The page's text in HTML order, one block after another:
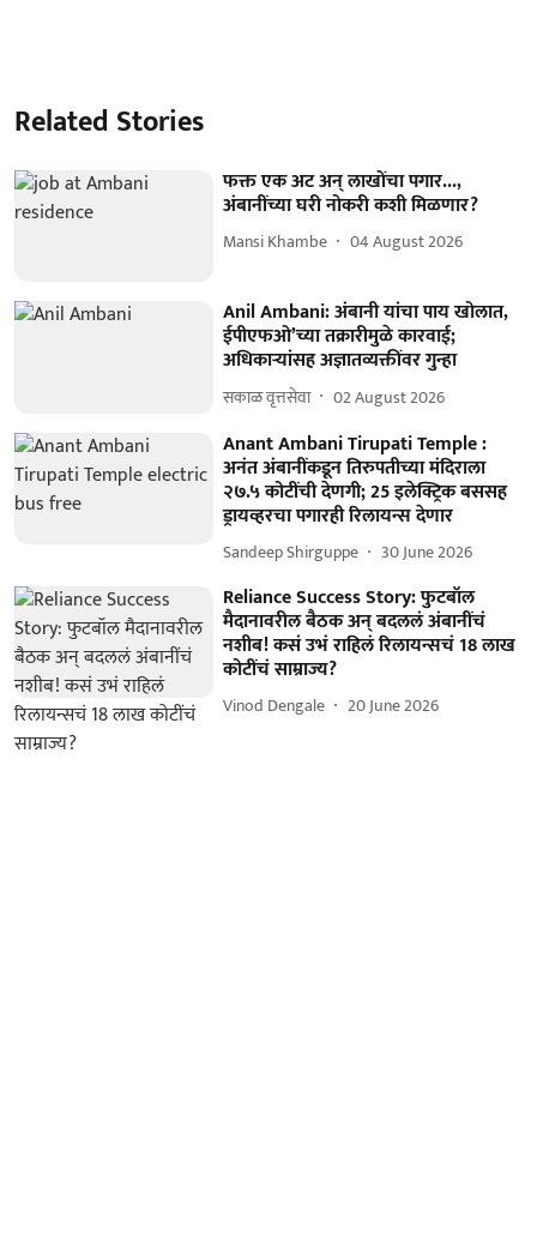
Related Stories
फक्त एक अट अन् लाखोंचा पगार...,
अंबानींच्या घरी नोकरी कशी मिळणार?
Mansi Khambe 04 August 2026
Anil Ambani: अंबानी यांचा पाय खोलात,
ईपीएफओ’च्या तक्रारीमुळे कारवाई;
अधिकाऱ्यांसह अज्ञातव्यक्तींवर गुन्हा
सकाळ वृत्तसेवा 02 August 2026
Anant Ambani Tirupati Temple :
अनंत अंबानींकडून तिरुपतीच्या मंदिराला
२७.५ कोटींची देणगी; 25 इलेक्ट्रिक बससह
ड्रायव्हरचा पगारही रिलायन्स देणार
Sandeep Shirguppe 30 June 2026
Reliance Success Story: फुटबॉल
मैदानावरील बैठक अन् बदललं अंबानींचं
नशीब! कसं उभं राहिलं रिलायन्सचं 18 लाख
कोटींचं साम्राज्य?
Vinod Dengale 20 June 2026